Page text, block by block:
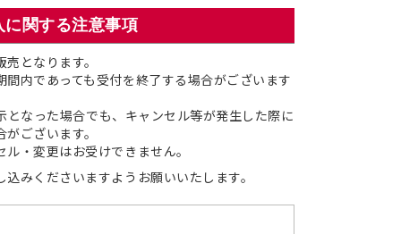
に関する注意事項
となります。
内であっても受付を終了する場合がございます
となった場合でも、キャンセル等が発生した際に
ございます。
・変更はお受けできません。
みくださいますようお願いいたします。